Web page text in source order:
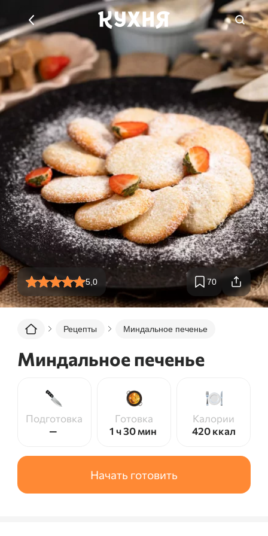
5,0 70
Рецепты Миндальное печенье
Миндальное печенье
Подготовка
—
Готовка
1 ч 30 мин
Калории
420 ккал
Начать готовить